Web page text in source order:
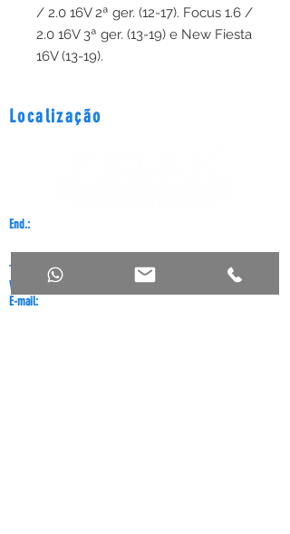
/ 2.0 16V 2ª ger. (12-17). Focus 1.6 /
2.0 16V 3ª ger. (13-19) e New Fiesta
16V (13-19).
Localização
End.:
Tel.
11 2919-0423
Whatsapp:11 94130-6753
E-mail: